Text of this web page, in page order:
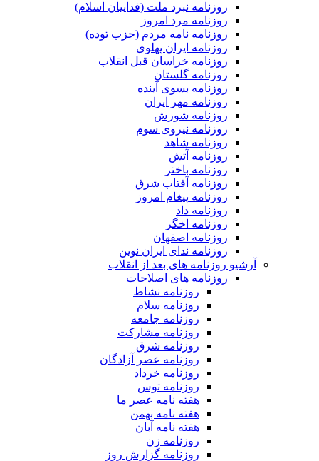
روزنامه نبرد ملت (فداییان اسلام)
روزنامه مرد امروز
روزنامه نامه مردم (حزب توده)
روزنامه ایران پهلوی
روزنامه خراسان قبل انقلاب
روزنامه گلستان
روزنامه بسوی آینده
روزنامه مهر ایران
روزنامه شورش
روزنامه نیروی سوم
روزنامه شاهد
روزنامه آتش
روزنامه باختر
روزنامه آفتاب شرق
روزنامه پیغام امروز
روزنامه داد
روزنامه اخگر
روزنامه اصفهان
روزنامه ندای ایران نوین
آرشیو روزنامه های بعد از انقلاب
روزنامه های اصلاحات
روزنامه نشاط
روزنامه سلام
روزنامه جامعه
روزنامه مشارکت
روزنامه شرق
روزنامه عصر آزادگان
روزنامه خرداد
روزنامه توس
هفته نامه عصر ما
هفته نامه بهمن
هفته نامه آبان
روزنامه زن
روزنامه گزارش روز